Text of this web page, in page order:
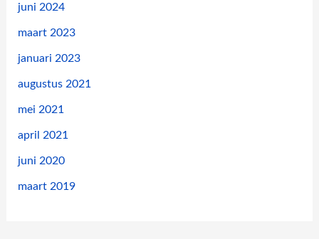
juni 2024
maart 2023
januari 2023
augustus 2021
mei 2021
april 2021
juni 2020
maart 2019